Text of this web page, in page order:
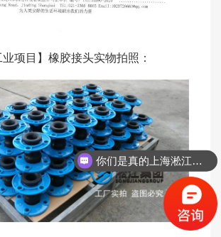
业项目】橡胶接头实物拍照：
你们的联系方式是？